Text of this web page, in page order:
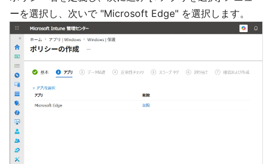
ーを選択し、次いで "Microsoft Edge" を選択します。